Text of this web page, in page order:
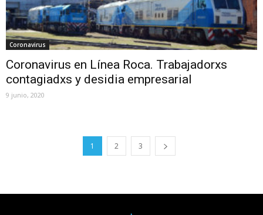
Coronavirus
Coronavirus en Línea Roca. Trabajadorxs
contagiadxs y desidia empresarial
9 junio, 2020
1 2 3